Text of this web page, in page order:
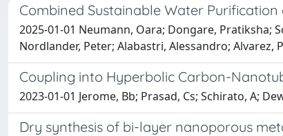
Combined Sustainable Water
2025-01-01 Neumann, Oara; Dongare, Pratiksha;
Nordlander, Peter; Alabastri, Alessandro; Alvarez,
Coupling into Hyperbolic Carbon-
2023-01-01 Jerome, Bb; Prasad, Cs; Schirato, A;
Dry synthesis of bi-layer nanoporous